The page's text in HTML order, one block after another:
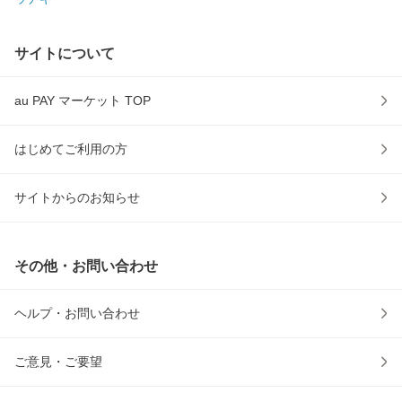
サイトについて
au PAY マーケット TOP
はじめてご利用の方
サイトからのお知らせ
その他・お問い合わせ
ヘルプ・お問い合わせ
ご意見・ご要望